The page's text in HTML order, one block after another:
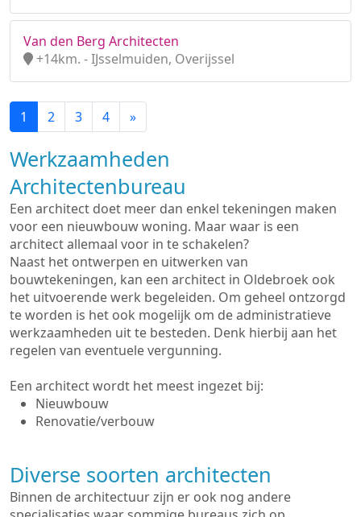
Van den Berg Architecten
+14km. - IJsselmuiden, Overijssel
1 2 3 4 »
Werkzaamheden
Architectenbureau
Een architect doet meer dan enkel tekeningen maken
voor een nieuwbouw woning. Maar waar is een
architect allemaal voor in te schakelen?
Naast het ontwerpen en uitwerken van
bouwtekeningen, kan een architect in Oldebroek ook
het uitvoerende werk begeleiden. Om geheel ontzorgd
te worden is het ook mogelijk om de administratieve
werkzaamheden uit te besteden. Denk hierbij aan het
regelen van eventuele vergunning.
Een architect wordt het meest ingezet bij:
Nieuwbouw
Renovatie/verbouw
Diverse soorten architecten
Binnen de architectuur zijn er ook nog andere